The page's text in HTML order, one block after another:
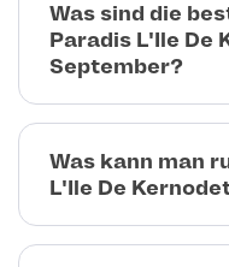
Was sind die
Paradis L'Ile De
September?
Was kann man
L'Ile De